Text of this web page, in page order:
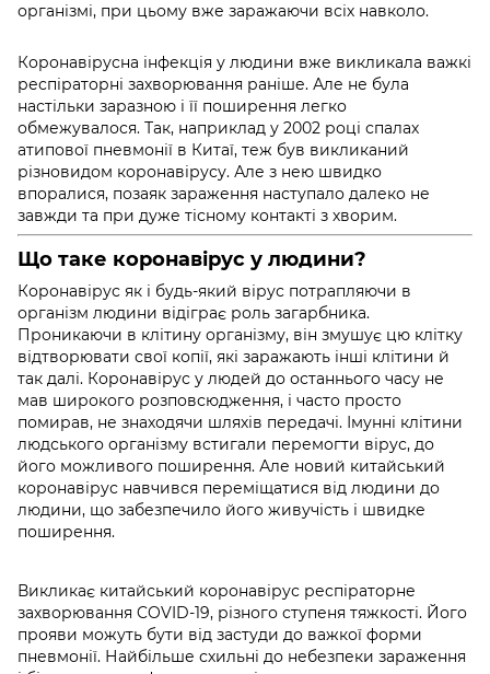
організмі, при цьому вже заражаючи всіх навколо.
Коронавірусна інфекція у людини вже викликала важкі
респіраторні захворювання раніше. Але не була
настільки заразною і її поширення легко
обмежувалося. Так, наприклад у 2002 році спалах
атипової пневмонії в Китаї, теж був викликаний
різновидом коронавірусу. Але з нею швидко
впоралися, позаяк зараження наступало далеко не
завжди та при дуже тісному контакті з хворим.
Що таке коронавірус у людини?
Коронавірус як і будь-який вірус потрапляючи в
організм людини відіграє роль загарбника.
Проникаючи в клітину організму, він змушує цю клітку
відтворювати свої копії, які заражають інші клітини й
так далі. Коронавірус у людей до останнього часу не
мав широкого розповсюдження, і часто просто
помирав, не знаходячи шляхів передачі. Імунні клітини
людського організму встигали перемогти вірус, до
його можливого поширення. Але новий китайський
коронавірус навчився переміщатися від людини до
людини, що забезпечило його живучість і швидке
поширення.
Викликає китайський коронавірус респіраторне
захворювання COVID-19, різного ступеня тяжкості. Його
прояви можуть бути від застуди до важкої форми
пневмонії. Найбільше схильні до небезпеки зараження